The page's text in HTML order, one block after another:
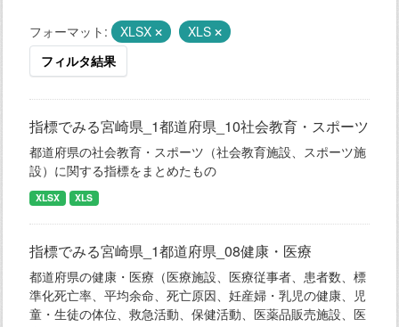
フォーマット: XLSX
XLS
フィルタ結果
指標でみる宮崎県_1都道府県_10社会教育・スポーツ
都道府県の社会教育・スポーツ（社会教育施設、スポーツ施
設）に関する指標をまとめたもの
XLSX XLS
指標でみる宮崎県_1都道府県_08健康・医療
都道府県の健康・医療（医療施設、医療従事者、患者数、標
準化死亡率、平均余命、死亡原因、妊産婦・乳児の健康、児
童・生徒の体位、救急活動、保健活動、医薬品販売施設、医